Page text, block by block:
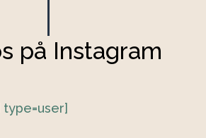
på Instagram